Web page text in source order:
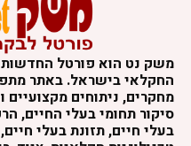
משק נט הוא פורטל
החקלאי בישראל. באתר
מחקרים, ניתוחים
סיקור תחומי בעלי החיים,
בעלי חיים, תזונת בעלי